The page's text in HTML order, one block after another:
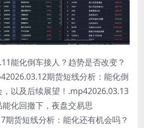
能化倒车接人？趋势是否改变？
期货短线分析：能化倒
以及后续展望！.mp42026.03.13
化回撤下，夜盘交易思
期货短线分析：能化还有机会吗？